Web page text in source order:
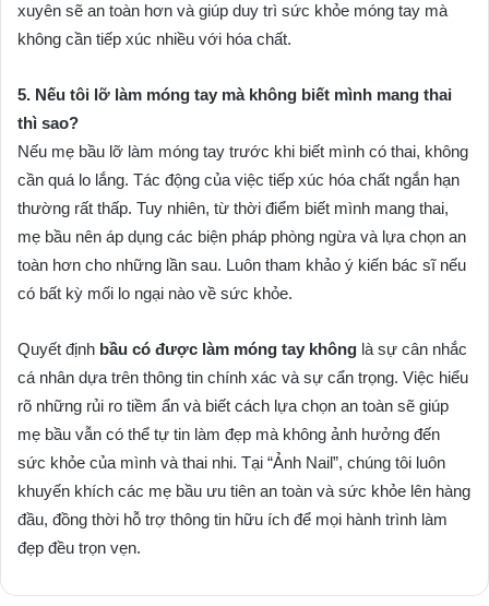
xuyên sẽ an toàn hơn và giúp duy trì sức khỏe móng tay mà
không cần tiếp xúc nhiều với hóa chất.
5. Nếu tôi lỡ làm móng tay mà không biết mình mang thai
thì sao?
Nếu mẹ bầu lỡ làm móng tay trước khi biết mình có thai, không
cần quá lo lắng. Tác động của việc tiếp xúc hóa chất ngắn hạn
thường rất thấp. Tuy nhiên, từ thời điểm biết mình mang thai,
mẹ bầu nên áp dụng các biện pháp phòng ngừa và lựa chọn an
toàn hơn cho những lần sau. Luôn tham khảo ý kiến bác sĩ nếu
có bất kỳ mối lo ngại nào về sức khỏe.
Quyết định bầu có được làm móng tay không là sự cân nhắc
cá nhân dựa trên thông tin chính xác và sự cẩn trọng. Việc hiểu
rõ những rủi ro tiềm ẩn và biết cách lựa chọn an toàn sẽ giúp
mẹ bầu vẫn có thể tự tin làm đẹp mà không ảnh hưởng đến
sức khỏe của mình và thai nhi. Tại “Ảnh Nail”, chúng tôi luôn
khuyến khích các mẹ bầu ưu tiên an toàn và sức khỏe lên hàng
đầu, đồng thời hỗ trợ thông tin hữu ích để mọi hành trình làm
đẹp đều trọn vẹn.